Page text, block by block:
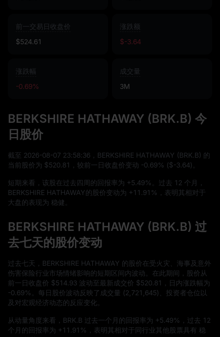
前一交易日收盘价
$524.61
涨跌额
$-3.64
涨跌幅
-0.69%
成交量
3M
BERKSHIRE HATHAWAY (BRK.B) 今
日股价
截至 2026-08-07 23:58:36 ，BERKSHIRE HATHAWAY (BRK.B) 的
当前股价为 $520.81 ，较前一日收盘价变动 -0.69% ($-3.64)。
短期来看，该股在过去四周的回报率为 +5.49% 。过去 12 个月，
BERKSHIRE HATHAWAY的股价变动为 +11.91%
，表明其相对于
大盘的表现为 稳健。
BERKSHIRE HATHAWAY (BRK.B) 过
去七天的股价变动
过去七天，BERKSHIRE HATHAWAY 的股价在受火灾、海事及意外
伤害保险行业市场情绪影响的短期区间内波动。在此期间，股价从
前一日收盘价 $514.93 波动至最新成交价 $520.81
，日内涨跌幅为
-0.69%
。每日股价波动反映了成交量 (2,721,645)、投资者仓位以
及对宏观经济动态的反应变化。
从动量角度来看，BRK.B 过去一个月的回报率为 +5.49% ，过去 12
个月的回报率为 +11.91%
，表明其相对于同行业其他股票具有 稳